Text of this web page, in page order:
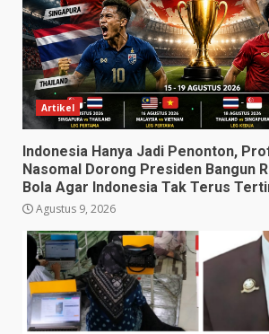
Artikel
Indonesia Hanya Jadi Penonton,
Nasomal Dorong Presiden Bangun
Bola Agar Indonesia Tak Terus
Agustus 9, 2026